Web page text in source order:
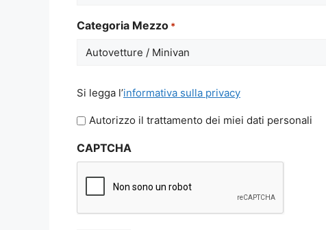
Categoria Mezzo *
legga
l'informativa
privacy
Si legga l’informativa sulla privacy
Autorizzo il trattamento dei miei dati personali
CAPTCHA